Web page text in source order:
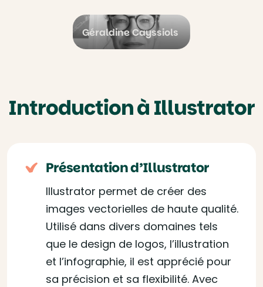
Géraldine Cayssiols
Introduction à Illustrator
Présentation d’Illustrator
Illustrator permet de créer des
images vectorielles de haute qualité.
Utilisé dans divers domaines tels
que le design de logos, l’illustration
et l’infographie, il est apprécié pour
sa précision et sa flexibilité. Avec